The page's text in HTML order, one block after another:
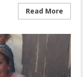
Read More
Read
more
صور
لشخصيات
لبنانية
من
ألبوم
2017